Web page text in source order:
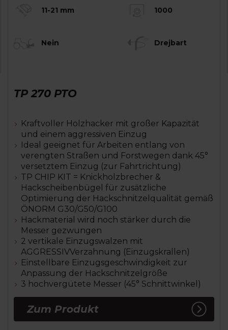
11-21 mm 1000
Nein Drejbart
TP 270 PTO
Kraftvoller Holzhacker mit großer Kapazität
und einem aggressiven Einzug
Ideal geeignet für Arbeiten entlang von
verengten Straßen und Forstwegen dank 45°
versetztem Einzug (zur Fahrtrichtung)
TP CHIP KIT = Knickholzbrecher &
Hackscheibenbügel für zusätzliche
Optimierung der Hackschnitzelqualität gemäß
ÖNORM G30/G50/G100
Hackmaterial wird noch stärker durch die
Messer gezwungen
2 vertikale Einzugswalzen mit
AGGRESSIVVerzahnung (Einzugskrallen)
Einstellbare Einzugsgeschwindigkeit zur
Anpassung der Hackschnitzelgröße
3 hochvergütete Messer (45° Schnittwinkel)
Zum Produkt